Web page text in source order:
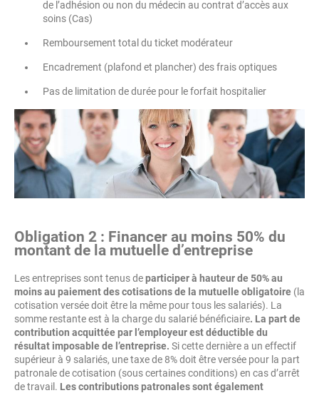
de l’adhésion ou non du médecin au contrat d’accès aux
soins (Cas)
Remboursement total du ticket modérateur
Encadrement (plafond et plancher) des frais optiques
Pas de limitation de durée pour le forfait hospitalier
Obligation 2 : Financer au moins 50% du
montant de la mutuelle d’entreprise
Les entreprises sont tenus departiciper à hauteur de 50% au
moins au paiement des cotisations de la mutuelle obligatoire (la
cotisation versée doit être la même pour tous les salariés). La
somme restante est à la charge du salarié bénéficiaire. La part de
contribution acquittée par l’employeur est déductible du
résultat imposable de l’entreprise. Si cette dernière a un effectif
supérieur à 9 salariés, une taxe de 8% doit être versée pour la part
patronale de cotisation (sous certaines conditions) en cas d’arrêt
de travail. Les contributions patronales sont également